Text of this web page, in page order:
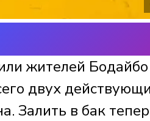
жителей Бодайбо
двух
Залить в бак